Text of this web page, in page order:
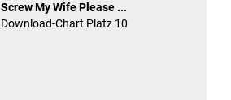
Screw My Wife Please ...
Download-Chart Platz 10